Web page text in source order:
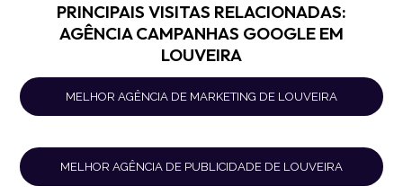
PRINCIPAIS VISITAS RELACIONADAS:
AGÊNCIA CAMPANHAS GOOGLE EM
LOUVEIRA
MELHOR AGÊNCIA DE MARKETING DE LOUVEIRA
MELHOR AGÊNCIA DE PUBLICIDADE DE LOUVEIRA